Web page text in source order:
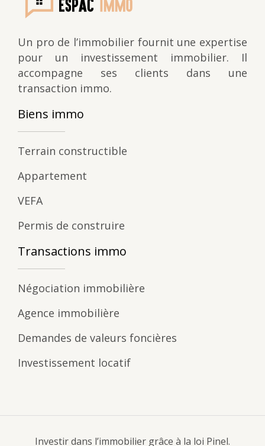
Un pro de l’immobilier fournit une expertise
pour un investissement immobilier. Il
accompagne ses clients dans une
transaction immo.
Biens immo
Terrain constructible
Appartement
VEFA
Permis de construire
Transactions immo
Négociation immobilière
Agence immobilière
Demandes de valeurs foncières
Investissement locatif
Investir dans l’immobilier grâce à la loi Pinel.